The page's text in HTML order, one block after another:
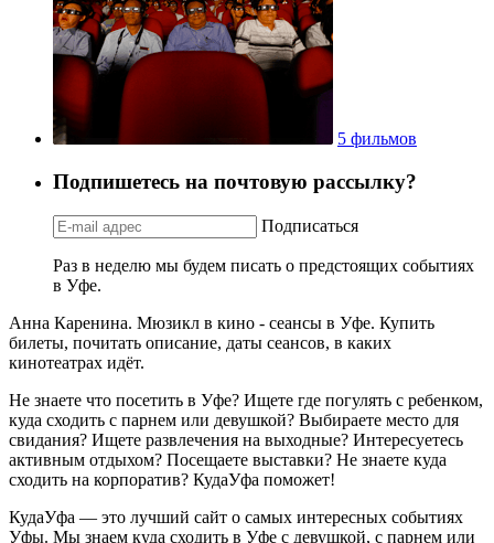
5 фильмов
Подпишетесь на почтовую рассылку?
Подписаться
Раз в неделю мы будем писать о предстоящих событиях
в Уфе.
Анна Каренина. Мюзикл в кино - сеансы в Уфе. Купить
билеты, почитать описание, даты сеансов, в каких
кинотеатрах идёт.
Не знаете что посетить в Уфе? Ищете где погулять с ребенком,
куда сходить с парнем или девушкой? Выбираете место для
свидания? Ищете развлечения на выходные? Интересуетесь
активным отдыхом? Посещаете выставки? Не знаете куда
сходить на корпоратив? КудаУфа поможет!
КудаУфа — это лучший сайт о самых интересных событиях
Уфы. Мы знаем куда сходить в Уфе с девушкой, с парнем или